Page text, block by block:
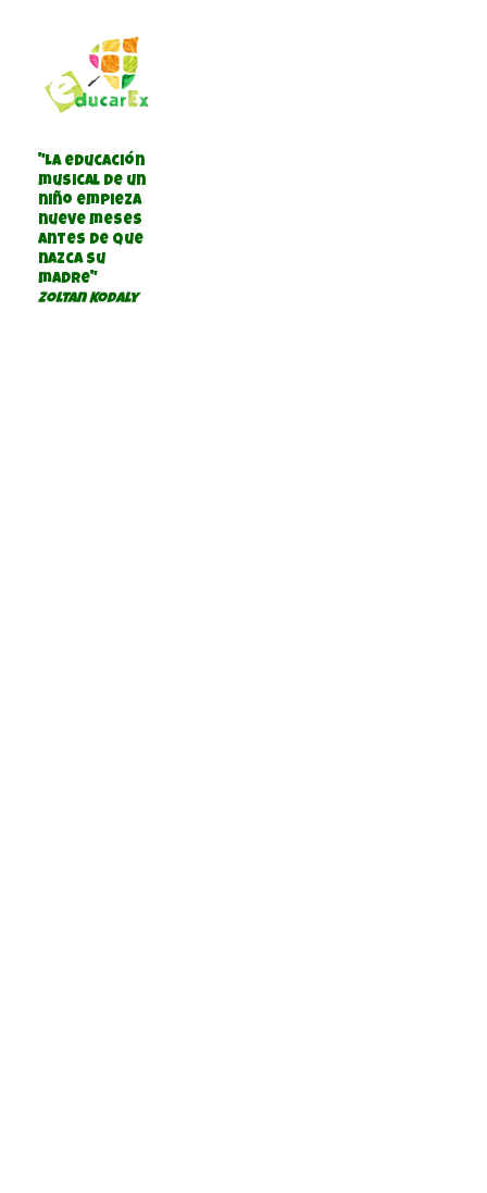
"La educación
musical de un
niño empieza
nueve meses
antes de que
nazca su
madre"
Zoltan Kodaly